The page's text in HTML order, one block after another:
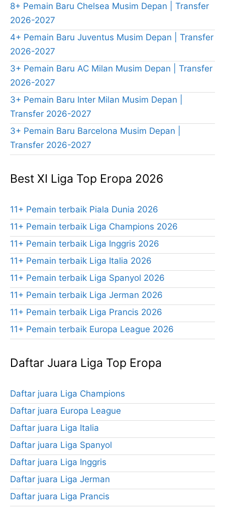
8+ Pemain Baru Chelsea Musim Depan | Transfer
2026-2027
4+ Pemain Baru Juventus Musim Depan | Transfer
2026-2027
3+ Pemain Baru AC Milan Musim Depan | Transfer
2026-2027
3+ Pemain Baru Inter Milan Musim Depan |
Transfer 2026-2027
3+ Pemain Baru Barcelona Musim Depan |
Transfer 2026-2027
Best XI Liga Top Eropa 2026
11+ Pemain terbaik Piala Dunia 2026
11+ Pemain terbaik Liga Champions 2026
11+ Pemain terbaik Liga Inggris 2026
11+ Pemain terbaik Liga Italia 2026
11+ Pemain terbaik Liga Spanyol 2026
11+ Pemain terbaik Liga Jerman 2026
11+ Pemain terbaik Liga Prancis 2026
11+ Pemain terbaik Europa League 2026
Daftar Juara Liga Top Eropa
Daftar juara Liga Champions
Daftar juara Europa League
Daftar juara Liga Italia
Daftar juara Liga Spanyol
Daftar juara Liga Inggris
Daftar juara Liga Jerman
Daftar juara Liga Prancis